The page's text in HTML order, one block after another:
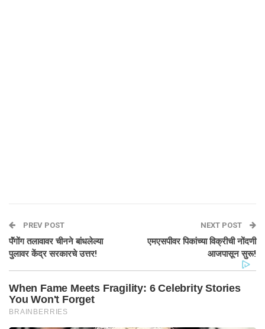
PREV POST
पॅंगोंग तलावावर चीनने बांधलेल्या
पुलावर केंद्र सरकारचे उत्तर!
NEXT POST
एमएसपीवर पिकांच्या विक्रीची नोंदणी
आजपासून सुरू!